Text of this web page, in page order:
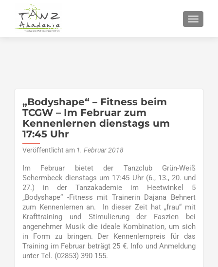
„Bodyshape“ – Fitness beim
TCGW – Im Februar zum
Kennenlernen dienstags um
17:45 Uhr
Veröffentlicht am 1. Februar 2018
Im Februar bietet der Tanzclub Grün-Weiß
Schermbeck dienstags um 17:45 Uhr (6., 13., 20. und
27.) in der Tanzakademie im Heetwinkel 5
„Bodyshape“ -Fitness mit Trainerin Dajana Behnert
zum Kennenlernen an. In dieser Zeit hat „frau“ mit
Krafttraining und Stimulierung der Faszien bei
angenehmer Musik die ideale Kombination, um sich
in Form zu bringen. Der Kennenlernpreis für das
Training im Februar beträgt 25 €. Info und Anmeldung
unter Tel. (02853) 390 155.